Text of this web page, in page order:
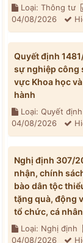
Loại: Thông tư
04/08/2026
Quyết định
sự nghiệp công
vực Khoa học
hành
Loại: Quyết định
04/08/2026
Nghị định 307/
nhận, chính
bào dân tộc
tặng quà, động
tổ chức, cá
Loại: Nghị định
04/08/2026